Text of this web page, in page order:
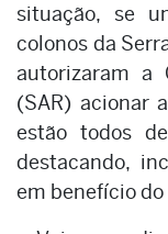
situação, se
colonos da
autorizaram a
(SAR) acionar
estão todos
destacando,
em benefício